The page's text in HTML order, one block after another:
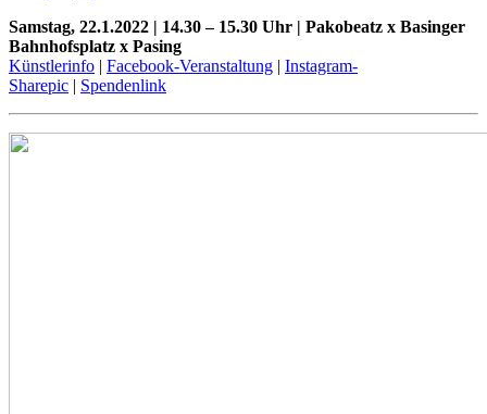
Samstag, 22.1.2022 | 14.30 – 15.30 Uhr | Pakobeatz x Basinger
Bahnhofsplatz x Pasing
Künstlerinfo | Facebook-Veranstaltung | Instagram-
Sharepic | Spendenlink